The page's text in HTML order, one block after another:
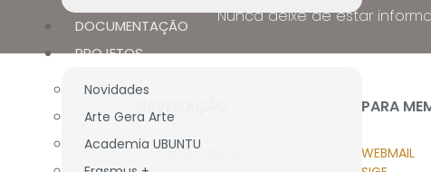
DOCUMENTAÇÃO
PROJETOS
Novidades
Arte Gera Arte
Academia UBUNTU
Nunca deixe de estar
AGRUPAMENTO
PARA
WEBMAIL